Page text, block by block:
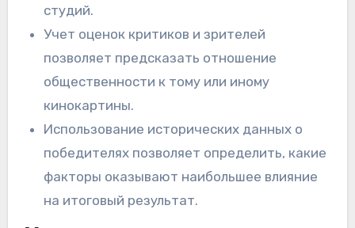
студий.
Учет оценок критиков и зрителей
позволяет предсказать отношение
общественности к тому или иному
кинокартины.
Использование исторических данных о
победителях позволяет определить, какие
факторы оказывают наибольшее влияние
на итоговый результат.